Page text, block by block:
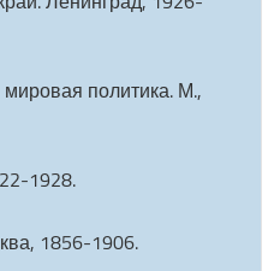
политика. М.,
1928.
1856-1906.